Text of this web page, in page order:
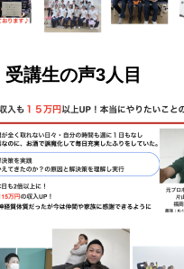
受講生の声3人目